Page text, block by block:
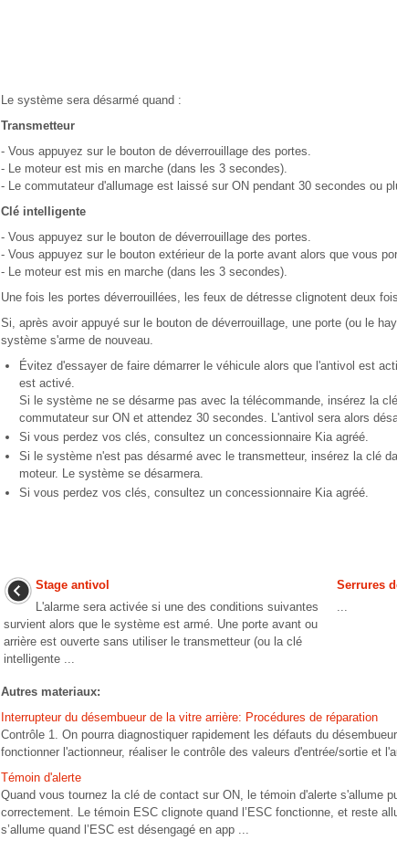
Le système sera désarmé quand :
Transmetteur
- Vous appuyez sur le bouton de déverrouillage des portes.
- Le moteur est mis en marche (dans les 3 secondes).
- Le commutateur d'allumage est laissé sur ON pendant 30 secondes ou
Clé intelligente
- Vous appuyez sur le bouton de déverrouillage des portes.
- Vous appuyez sur le bouton extérieur de la porte avant alors que vous
- Le moteur est mis en marche (dans les 3 secondes).
Une fois les portes déverrouillées, les feux de détresse clignotent deux
Si, après avoir appuyé sur le bouton de déverrouillage, une porte (ou le
système s'arme de nouveau.
Évitez d'essayer de faire démarrer le véhicule alors que l'antivol est
est activé.
Si le système ne se désarme pas avec la télécommande, insérez la
commutateur sur ON et attendez 30 secondes. L'antivol sera alors
Si vous perdez vos clés, consultez un concessionnaire Kia agréé.
Si le système n'est pas désarmé avec le transmetteur, insérez la clé
moteur. Le système se désarmera.
Si vous perdez vos clés, consultez un concessionnaire Kia agréé.
Stage antivol
L'alarme sera activée si une des conditions suivantes
survient alors que le système est armé. Une porte avant ou
arrière est ouverte sans utiliser le transmetteur (ou la clé
intelligente ...
Serrures
...
Autres materiaux:
Interrupteur du désembueur de la vitre arrière: Procédures de réparation
Contrôle 1. On pourra diagnostiquer rapidement les défauts du
fonctionner l'actionneur, réaliser le contrôle des valeurs d'entrée/sortie et
Témoin d'alerte
Quand vous tournez la clé de contact sur ON, le témoin d'alerte s'allume
correctement. Le témoin ESC clignote quand l’ESC fonctionne, et reste
s’allume quand l’ESC est désengagé en app ...